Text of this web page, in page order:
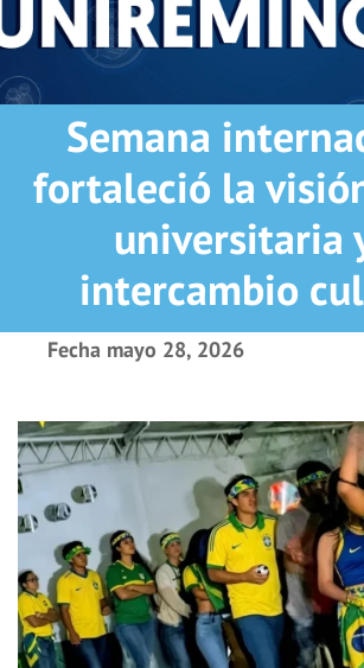
Semana
fortaleció la
universitaria
intercambio
Fecha mayo 28, 2026